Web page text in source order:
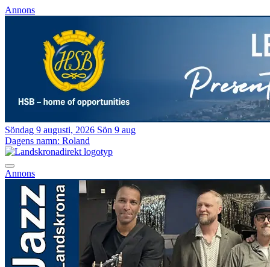
Annons
Söndag 9 augusti, 2026 Sön 9 aug
Dagens namn: Roland
Annons